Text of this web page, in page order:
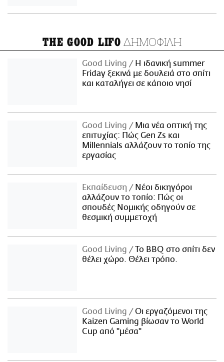
THE GOOD LIFO ΔΗΜΟΦΙΛΗ
Good Living
Η ιδανική summer
Friday ξεκινά με δουλειά στο σπίτι
και καταλήγει σε κάποιο νησί
Good Living
Μια νέα οπτική της
επιτυχίας: Πώς Gen Zs και
Millennials αλλάζουν το τοπίο της
εργασίας
Εκπαίδευση
Νέοι δικηγόροι
αλλάζουν το τοπίο: Πώς οι
σπουδές Νομικής οδηγούν σε
θεσμική συμμετοχή
Good Living
Το BBQ στο σπίτι δεν
θέλει χώρο. Θέλει τρόπο.
Good Living
Οι εργαζόμενοι της
Kaizen Gaming βίωσαν το World
Cup από "μέσα"